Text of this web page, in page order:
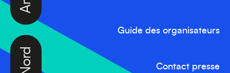
Guide des organisateurs
Contact presse